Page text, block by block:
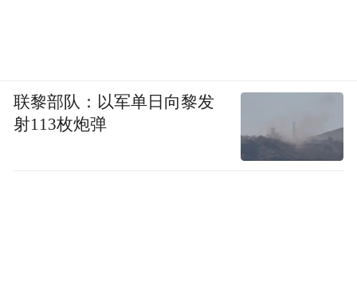
联黎部队：以军单日向黎发
射113枚炮弹